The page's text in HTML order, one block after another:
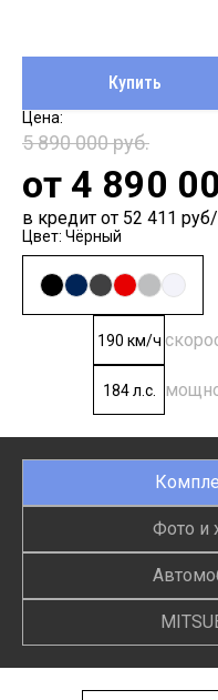
190 км/ч
184 л.с.
Цвет: Чёрный
от 4 890
5 890 000 руб.
в кредит от 52 411
Купить
Фото и